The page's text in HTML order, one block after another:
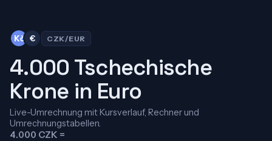
Kč € CZK/EUR
4.000 Tschechische
Krone in Euro
Live-Umrechnung mit Kursverlauf, Rechner und
Umrechnungstabellen.
4.000 CZK =